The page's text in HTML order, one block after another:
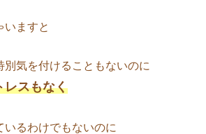
いますと
別気を付けることもないのに
レスもなく
いるわけでもないのに